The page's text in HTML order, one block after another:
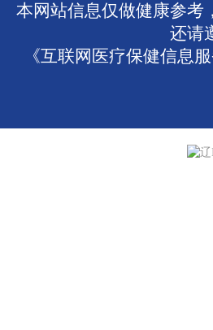
本网站信息仅做健康参考
还请
《互联网医疗保健信息
辽